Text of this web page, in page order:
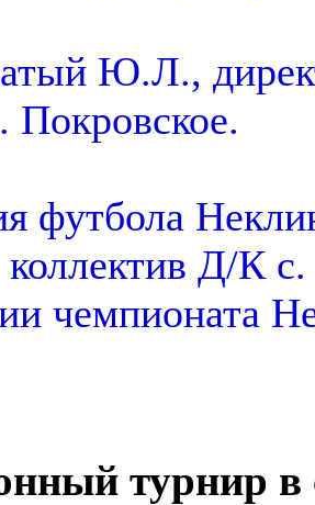
Ю.Л.,
футбола
коллектив Д/К
чемпионата
турнир